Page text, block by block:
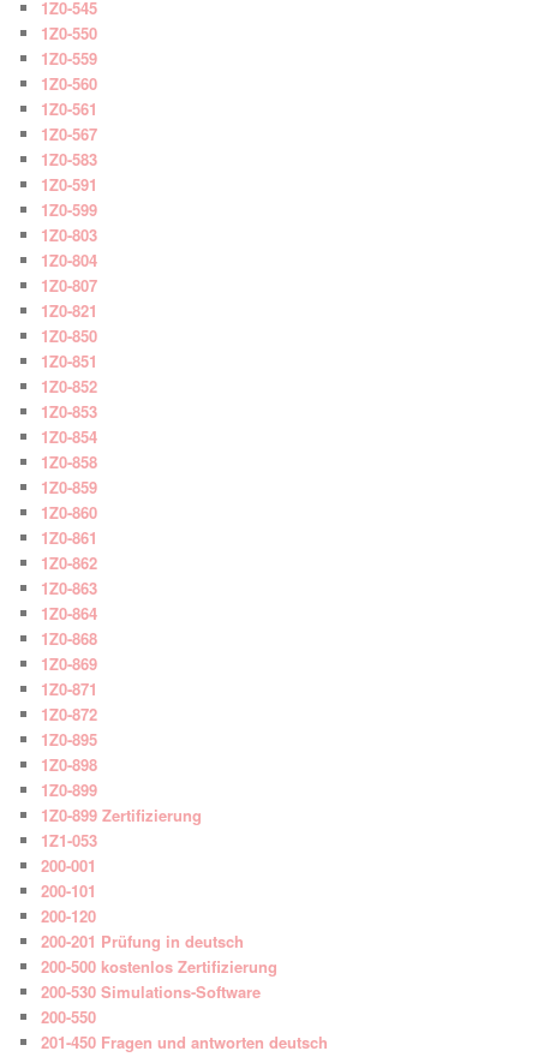
1Z0-545
1Z0-550
1Z0-559
1Z0-560
1Z0-561
1Z0-567
1Z0-583
1Z0-591
1Z0-599
1Z0-803
1Z0-804
1Z0-807
1Z0-821
1Z0-850
1Z0-851
1Z0-852
1Z0-853
1Z0-854
1Z0-858
1Z0-859
1Z0-860
1Z0-861
1Z0-862
1Z0-863
1Z0-864
1Z0-868
1Z0-869
1Z0-871
1Z0-872
1Z0-895
1Z0-898
1Z0-899
1Z0-899 Zertifizierung
1Z1-053
200-001
200-101
200-120
200-201 Prüfung in deutsch
200-500 kostenlos Zertifizierung
200-530 Simulations-Software
200-550
201-450 Fragen und antworten deutsch